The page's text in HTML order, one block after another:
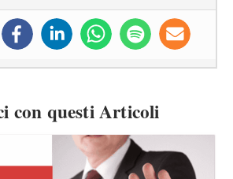
con questi Articoli